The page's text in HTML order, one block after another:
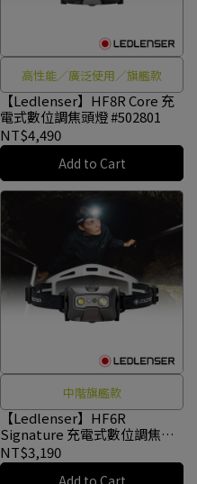
高性能／廣泛使用／旗艦款
【Ledlenser】HF8R Core 充
電式數位調焦頭燈 #502801
NT$4,490
Add to Cart
中階旗艦款
【Ledlenser】HF6R
Signature 充電式數位調焦專
業頭燈 黑色 #502799
NT$3,190
Add to Cart